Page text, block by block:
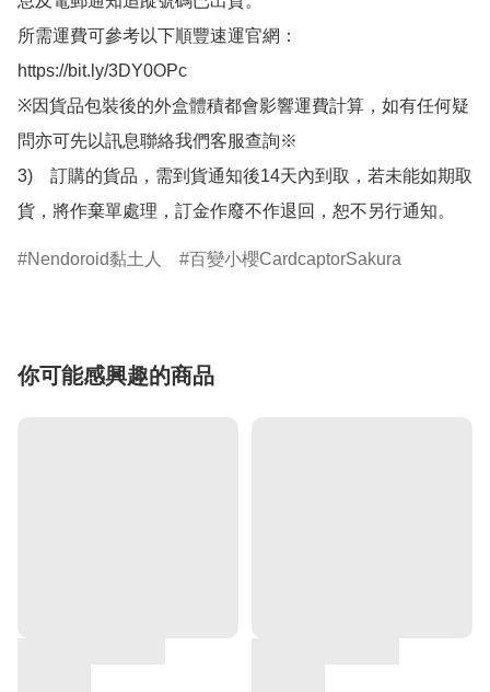
所需運費可參考以下順豐速運官網：
https://bit.ly/3DY0OPc
※因貨品包裝後的外盒體積都會影響運費計算，如有任何疑
問亦可先以訊息聯絡我們客服查詢※
3)　訂購的貨品，需到貨通知後14天內到取，若未能如期取
貨，將作棄單處理，訂金作廢不作退回，恕不另行通知。
Nendoroid黏土人 百變小櫻CardcaptorSakura
你可能感興趣的商品